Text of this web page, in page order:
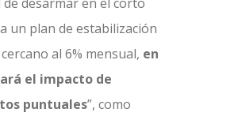
un plan de estabilización
al 6% mensual, en
el impacto de
puntuales”, como